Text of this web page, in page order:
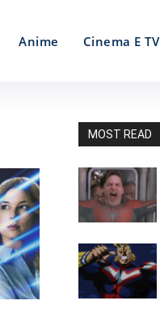
Anime Cinema E TV
MOST READ